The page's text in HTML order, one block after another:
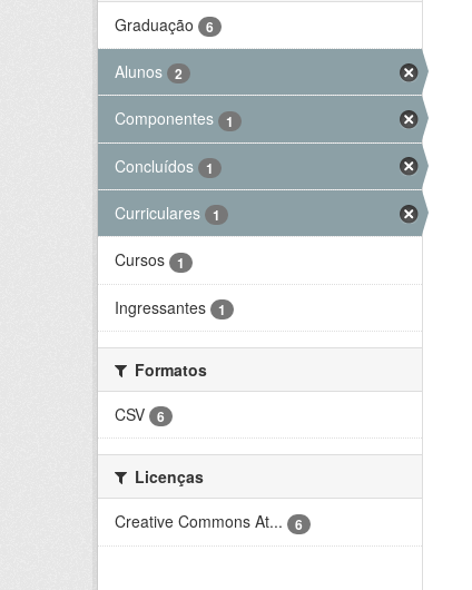
Graduação
6
Alunos 2
Componentes 1
Concluídos 1
Curriculares 1
Cursos 1
Ingressantes 1
Formatos
CSV
6
Licenças
Creative Commons At...
6